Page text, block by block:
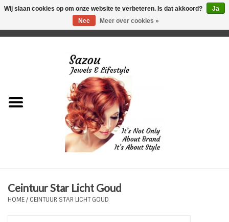
Just for Him
Plus Size Sieraden
Ceintuur Star Licht Goud
HOME/ CEINTUUR STAR LICHT GOUD
Wij slaan cookies op om onze website te verbeteren. Is dat akkoord?
Ja
Nee
Meer over cookies »